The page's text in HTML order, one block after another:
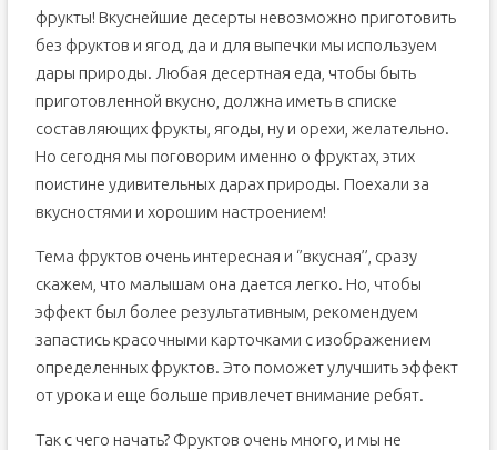
фрукты! Вкуснейшие десерты невозможно приготовить
без фруктов и ягод, да и для выпечки мы используем
дары природы. Любая десертная еда, чтобы быть
приготовленной вкусно, должна иметь в списке
составляющих фрукты, ягоды, ну и орехи, желательно.
Но сегодня мы поговорим именно о фруктах, этих
поистине удивительных дарах природы. Поехали за
вкусностями и хорошим настроением!
Тема фруктов очень интересная и ‘’вкусная’’, сразу
скажем, что малышам она дается легко. Но, чтобы
эффект был более результативным, рекомендуем
запастись красочными карточками с изображением
определенных фруктов. Это поможет улучшить эффект
от урока и еще больше привлечет внимание ребят.
Так с чего начать? Фруктов очень много, и мы не